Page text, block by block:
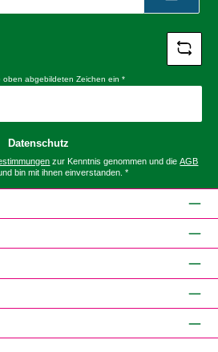
abgebildeten Zeichen ein *
Datenschutz
zur Kenntnis genommen und dieAGB
bin mit ihnen einverstanden. *